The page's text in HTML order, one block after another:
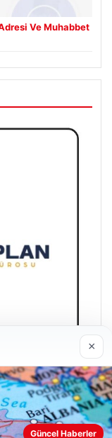
Ve Muhabbet
×
Güncel Haberler